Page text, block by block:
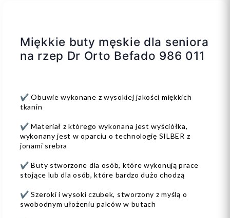
Miękkie buty męskie dla seniora
na rzep Dr Orto Befado 986 011
✔️ Obuwie wykonane z wysokiej jakości miękkich
tkanin
✔️ Materiał z którego wykonana jest wyściółka,
wykonany jest w oparciu o technologię SILBER z
jonami srebra
✔️ Buty stworzone dla osób, które wykonują prace
stojące lub dla osób, które bardzo dużo chodzą
✔️ Szeroki i wysoki czubek, stworzony z myślą o
swobodnym ułożeniu palców w butach